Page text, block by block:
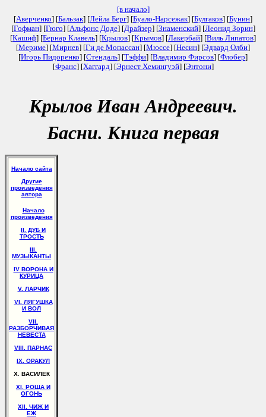
[в начало]
[Аверченко] [Бальзак] [Лейла Берг] [Буало-Нарсежак] [Булгаков] [Бунин]
[Гофман] [Гюго] [Альфонс Доде] [Драйзер] [Знаменский] [Леонид Зорин]
[Кашиф] [Бернар Клавель] [Крылов] [Крымов] [Лакербай] [Виль Липатов]
[Мериме] [Мирнев] [Ги де Мопассан] [Мюссе] [Несин] [Эдвард Олби]
[Игорь Пидоренко] [Стендаль] [Тэффи] [Владимир Фирсов] [Флобер]
[Франс] [Хаггард] [Эрнест Хемингуэй] [Энтони]
Крылов Иван Андреевич.
Басни. Книга первая
Начало сайта
Другие
произведения
автора
Начало
произведения
II. ДУБ И
ТРОСТЬ
III.
МУЗЫКАНТЫ
IV ВОРОНА И
КУРИЦА
V. ЛАРЧИК
VI. ЛЯГУШКА
И ВОЛ
VII.
РАЗБОРЧИВАЯ
НЕВЕСТА
VIII. ПАРНАС
IX. ОРАКУЛ
X. ВАСИЛЕК
XI. РОЩА И
ОГОНЬ
XII. ЧИЖ И
ЕЖ